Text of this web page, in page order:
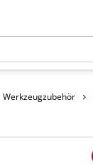
Werkzeugzubehör